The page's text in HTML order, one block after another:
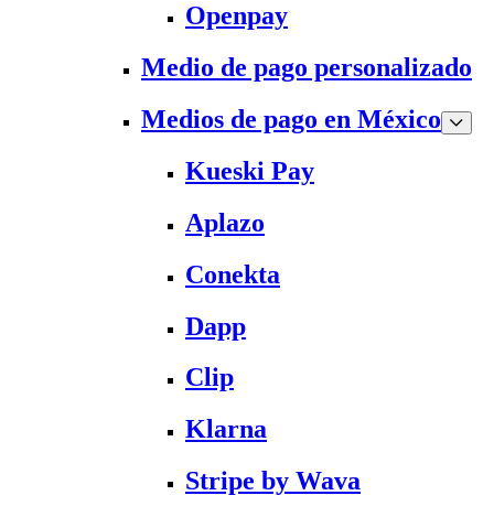
Openpay
Medio de pago personalizado
Medios de pago en México
Kueski Pay
Aplazo
Conekta
Dapp
Clip
Klarna
Stripe by Wava